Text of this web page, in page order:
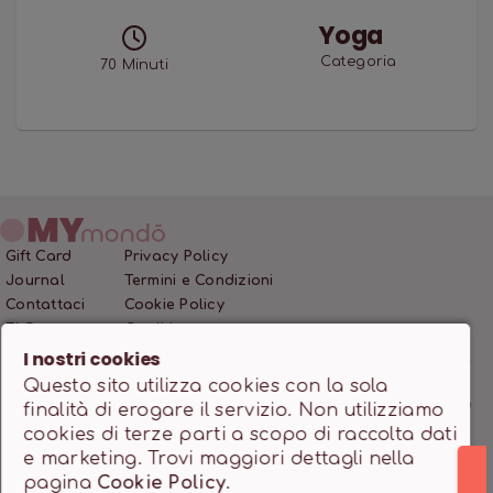
70 Minuti
Yoga
Categoria
Gift Card
Journal
Contattaci
Privacy Policy
Termini e Condizioni
Cookie Policy
MONDO SSD SRL • P.IVA 12466200966 • Capitale Sociale
10.000,00 €
Powered by milanowebdesignstudio.it
I nostri cookies
Questo sito utilizza cookies con la sola
finalità di erogare il servizio. Non utilizziamo
cookies di terze parti a scopo di raccolta dati
e marketing. Trovi maggiori dettagli nella
pagina Cookie Policy.